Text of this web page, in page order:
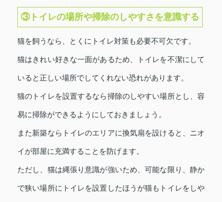
③トイレの場所や掃除のしやすさを意識する
猫を飼うなら、とくにトイレ対策も必要不可欠です。
猫はきれい好きな一面があるため、トイレを不潔にして
いると正しい場所でしてくれない恐れがあります。
猫のトイレを設置するなら掃除のしやすい場所とし、容
易に掃除ができるようにしておきましょう。
また新築ならトイレのエリアに換気扇を設けると、ニオ
イが部屋に充満することを防げます。
ただし、猫は縄張り意識が強いため、可能な限り、静か
で狭い場所にトイレを設置したほうが猫もトイレをしや